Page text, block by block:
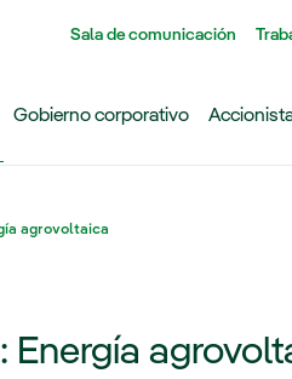
Sala de comunicación
Gobierno corporativo
agrovoltaica
Energía